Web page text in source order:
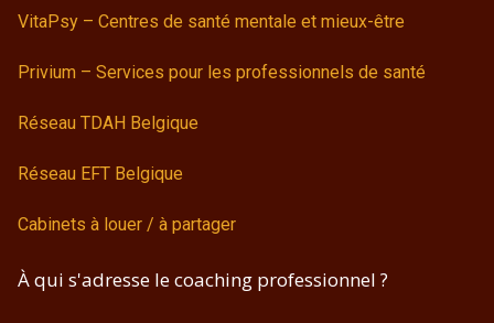
VitaPsy – Centres de santé mentale et mieux-être
Privium – Services pour les professionnels de santé
Réseau TDAH Belgique
Réseau EFT Belgique
Cabinets à louer / à partager
À qui s'adresse le coaching professionnel ?